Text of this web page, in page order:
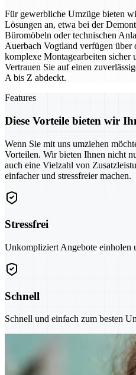
Für gewerbliche Umzüge bieten
Lösungen an, etwa bei der
Büromöbeln oder technischen
Auerbach Vogtland verfügen
komplexe Montagearbeiten sicher
Vertrauen Sie auf einen
A bis Z abdeckt.
Features
Diese Vorteile bieten wir
Wenn Sie mit uns umziehen
Vorteilen. Wir bieten Ihnen nicht
auch eine Vielzahl von
einfacher und stressfreier machen.
Stressfrei
Unkompliziert Angebote einholen
Schnell
Schnell und einfach zum besten